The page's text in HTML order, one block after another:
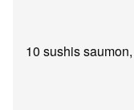
10 sushis